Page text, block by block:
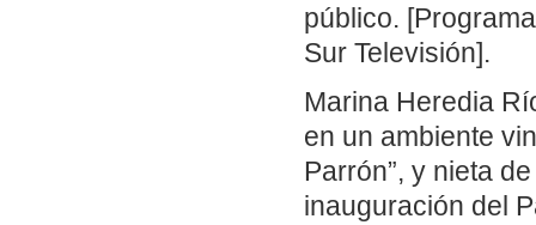
público.
Sur Televisión].
Marina Heredia
en un ambiente
Parrón”, y nieta
inauguración del